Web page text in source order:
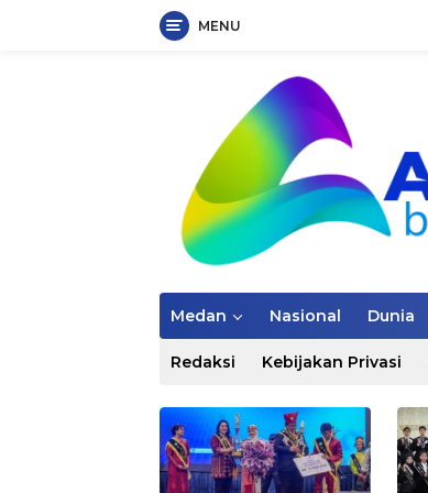
MENU
Medan Nasional Dunia
Redaksi Kebijakan Privasi